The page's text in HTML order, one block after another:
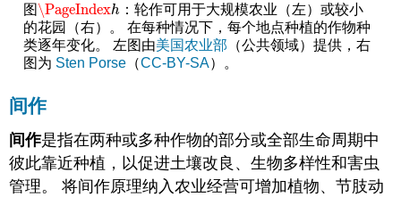
图\PageIndexh
\PageIndexh ：轮作可用于大规模农业（左）或较小
的花园（右）。 在每种情况下，每个地点种植的作物种
类逐年变化。 左图由美国农业部 （公共领域）提供，右
图为 Sten Porse（CC-BY-SA）。
间作
间作是指在两种或多种作物的部分或全部生命周期中
彼此靠近种植，以促进土壤改良、生物多样性和害虫
管理。 将间作原理纳入农业经营可增加植物、节肢动